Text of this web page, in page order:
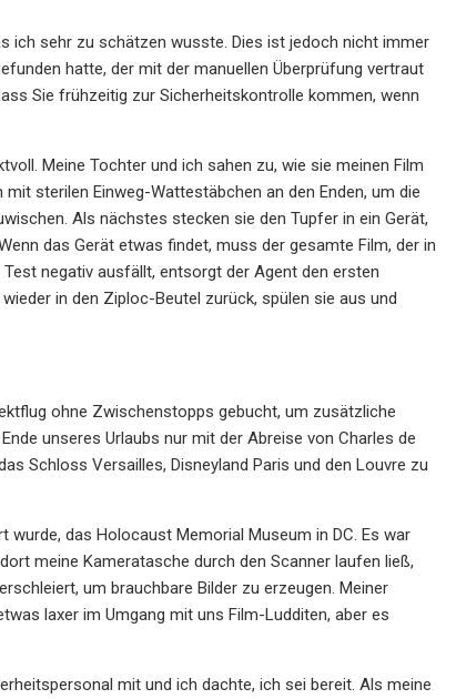
ich sehr zu schätzen wusste. Dies ist jedoch nicht immer
hatte, der mit der manuellen Überprüfung vertraut
Sie frühzeitig zur Sicherheitskontrolle kommen, wenn
Meine Tochter und ich sahen zu, wie sie meinen Film
sterilen Einweg-Wattestäbchen an den Enden, um die
Als nächstes stecken sie den Tupfer in ein Gerät,
das Gerät etwas findet, muss der gesamte Film, der in
negativ ausfällt, entsorgt der Agent den ersten
in den Ziploc-Beutel zurück, spülen sie aus und
ohne Zwischenstopps gebucht, um zusätzliche
unseres Urlaubs nur mit der Abreise von Charles de
Schloss Versailles, Disneyland Paris und den Louvre zu
das Holocaust Memorial Museum in DC. Es war
meine Kameratasche durch den Scanner laufen ließ,
um brauchbare Bilder zu erzeugen. Meiner
laxer im Umgang mit uns Film-Ludditen, aber es
mit und ich dachte, ich sei bereit. Als meine